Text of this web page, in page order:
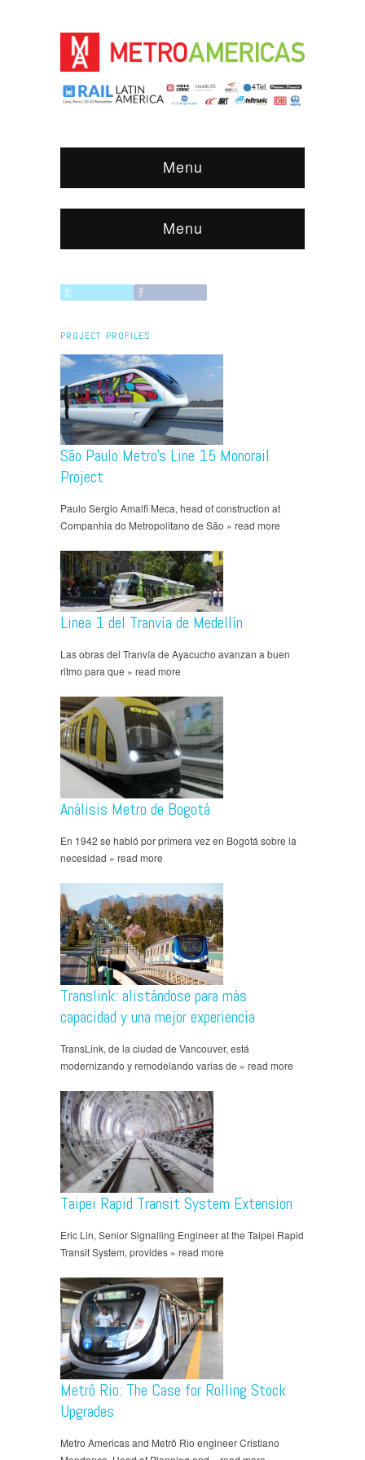
Menu
Menu
PROJECT PROFILES
São Paulo Metro’s Line 15 Monorail
Project
Paulo Sergio Amalfi Meca, head of construction at
Companhia do Metropolitano de São » read more
Linea 1 del Tranvía de Medellín
Las obras del Tranvía de Ayacucho avanzan a buen
ritmo para que » read more
Análisis Metro de Bogotá
En 1942 se habló por primera vez en Bogotá sobre la
necesidad » read more
Translink: alistándose para más
capacidad y una mejor experiencia
TransLink, de la ciudad de Vancouver, está
modernizando y remodelando varias de » read more
Taipei Rapid Transit System Extension
Eric Lin, Senior Signalling Engineer at the Taipei Rapid
Transit System, provides » read more
Metrô Rio: The Case for Rolling Stock
Upgrades
Metro Americas and Metrô Rio engineer Cristiano